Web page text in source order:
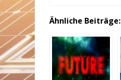
Ähnliche Beiträge: